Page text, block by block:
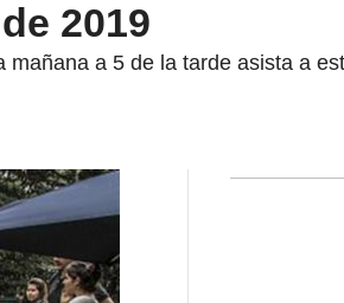
2019
a 5 de la tarde asista a